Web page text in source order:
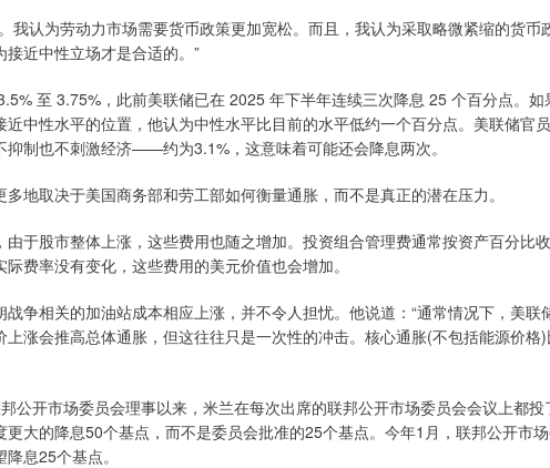
我认为劳动力市场需要货币政策更加宽松。而且，我认为采取略微紧缩的货币
近中性立场才是合适的。”
至 3.75%，此前美联储已在 2025 年下半年连续三次降息 25 个百分点。如
中性水平的位置，他认为中性水平比目前的水平低约一个百分点。美联储官
制也不刺激经济——约为3.1%，这意味着可能还会降息两次。
地取决于美国商务部和劳工部如何衡量通胀，而不是真正的潜在压力。
于股市整体上涨，这些费用也随之增加。投资组合管理费通常按资产百分比收
费率没有变化，这些费用的美元价值也会增加。
争相关的加油站成本相应上涨，并不令人担忧。他说道：“通常情况下，美联
涨会推高总体通胀，但这往往只是一次性的冲击。核心通胀(不包括能源价格)
公开市场委员会理事以来，米兰在每次出席的联邦公开市场委员会会议上都投
大的降息50个基点，而不是委员会批准的25个基点。今年1月，联邦公开市
息25个基点。